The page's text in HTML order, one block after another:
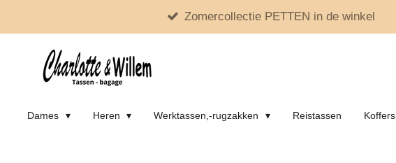
direct
Zomercollectie PETTEN in de winkel
Dames Heren Werktassen,-rugzakken Reistassen Koffers